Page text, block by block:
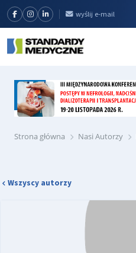
wyślij e-mail
Strona główna Nasi Autorzy
Wszyscy autorzy